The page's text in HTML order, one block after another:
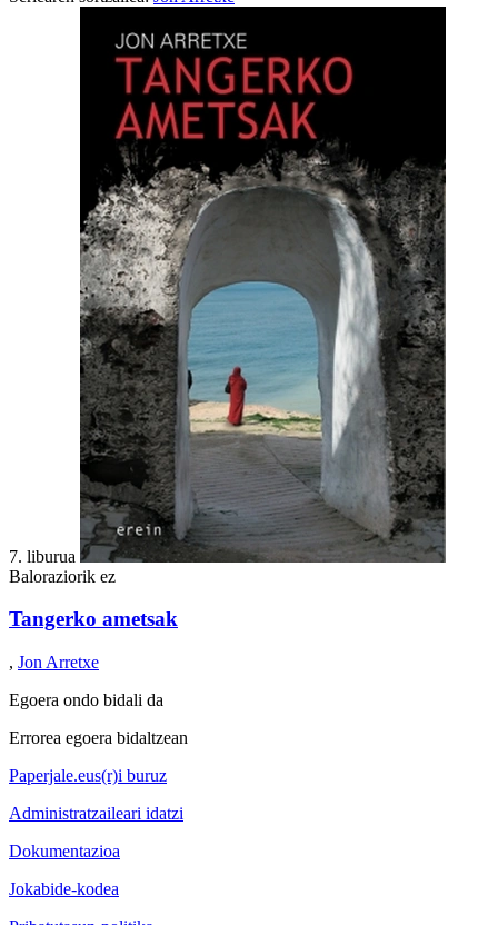
7. liburua
Baloraziorik ez
Tangerko ametsak
, Jon Arretxe
Egoera ondo bidali da
Errorea egoera bidaltzean
Paperjale.eus(r)i buruz
Administratzaileari idatzi
Dokumentazioa
Jokabide-kodea